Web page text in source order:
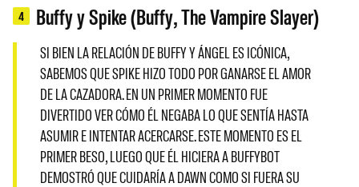
4 Buffy y Spike (Buffy, The Vampire Slayer)
SI BIEN LA RELACIÓN DE BUFFY Y ÁNGEL ES ICÓNICA,
SABEMOS QUE SPIKE HIZO TODO POR GANARSE EL AMOR
DE LA CAZADORA. EN UN PRIMER MOMENTO FUE
DIVERTIDO VER CÓMO ÉL NEGABA LO QUE SENTÍA HASTA
ASUMIR E INTENTAR ACERCARSE. ESTE MOMENTO ES EL
PRIMER BESO, LUEGO QUE ÉL HICIERA A BUFFYBOT
DEMOSTRÓ QUE CUIDARÍA A DAWN COMO SI FUERA SU